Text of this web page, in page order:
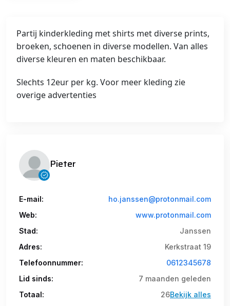
Partij kinderkleding met shirts met diverse prints,
broeken, schoenen in diverse modellen. Van alles
diverse kleuren en maten beschikbaar.
Slechts 12eur per kg. Voor meer kleding zie
overige advertenties
Pieter
E-mail:
ho.janssen@protonmail.com
Web:
www.protonmail.com
Stad:
Janssen
Adres:
Kerkstraat 19
Telefoonnummer:
0612345678
Lid sinds:
7 maanden geleden
Totaal:
26Bekijk alles